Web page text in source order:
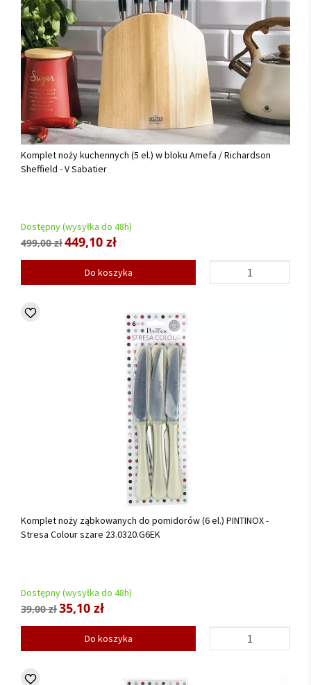
Komplet noży kuchennych (5 el.) w bloku Amefa / Richardson
Sheffield - V Sabatier
Dostępny (wysyłka do 48h)
499,00 zł449,10 zł
Do koszyka
Komplet noży ząbkowanych do pomidorów (6 el.) PINTINOX -
Stresa Colour szare 23.0320.G6EK
Dostępny (wysyłka do 48h)
39,00 zł35,10 zł
Do koszyka